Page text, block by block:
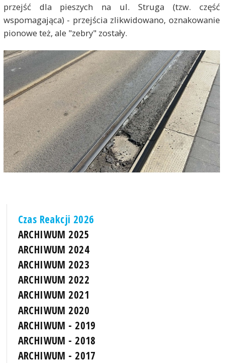
przejść dla pieszych na ul. Struga (tzw. część
wspomagająca) - przejścia zlikwidowano, oznakowanie
pionowe też, ale "zebry" zostały.
Czas Reakcji 2026
ARCHIWUM 2025
ARCHIWUM 2024
ARCHIWUM 2023
ARCHIWUM 2022
ARCHIWUM 2021
ARCHIWUM 2020
ARCHIWUM - 2019
ARCHIWUM - 2018
ARCHIWUM - 2017